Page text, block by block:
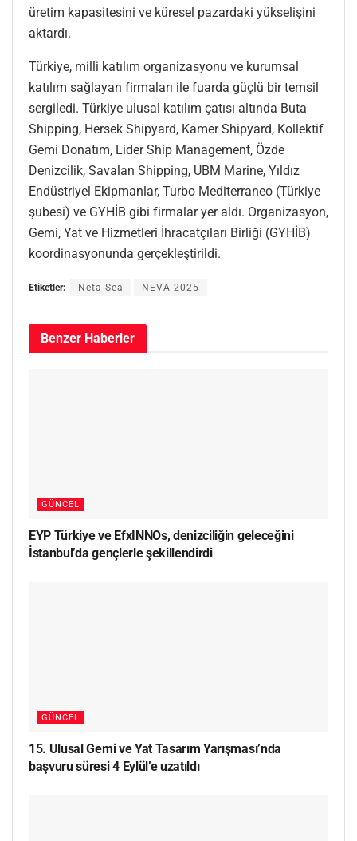
üretim kapasitesini ve küresel pazardaki yükselişini
aktardı.
Türkiye, milli katılım organizasyonu ve kurumsal
katılım sağlayan firmaları ile fuarda güçlü bir temsil
sergiledi. Türkiye ulusal katılım çatısı altında Buta
Shipping, Hersek Shipyard, Kamer Shipyard, Kollektif
Gemi Donatım, Lider Ship Management, Özde
Denizcilik, Savalan Shipping, UBM Marine, Yıldız
Endüstriyel Ekipmanlar, Turbo Mediterraneo (Türkiye
şubesi) ve GYHİB gibi firmalar yer aldı. Organizasyon,
Gemi, Yat ve Hizmetleri İhracatçıları Birliği (GYHİB)
koordinasyonunda gerçekleştirildi.
Etiketler: Neta Sea NEVA 2025
Benzer Haberler
GÜNCEL
EYP Türkiye ve EfxINNOs, denizciliğin geleceğini
İstanbul’da gençlerle şekillendirdi
GÜNCEL
15. Ulusal Gemi ve Yat Tasarım Yarışması’nda
başvuru süresi 4 Eylül’e uzatıldı